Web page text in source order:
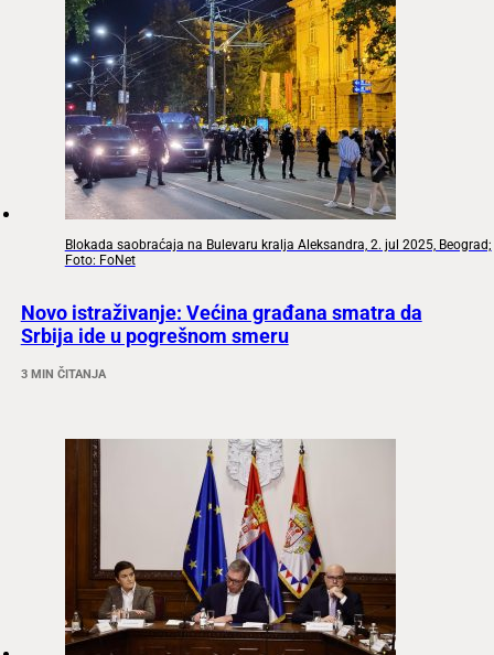
Blokada saobraćaja na Bulevaru kralja Aleksandra, 2. jul 2025, Beograd;
Foto: FoNet
Novo istraživanje: Većina građana smatra da
Srbija ide u pogrešnom smeru
3 MIN ČITANJA